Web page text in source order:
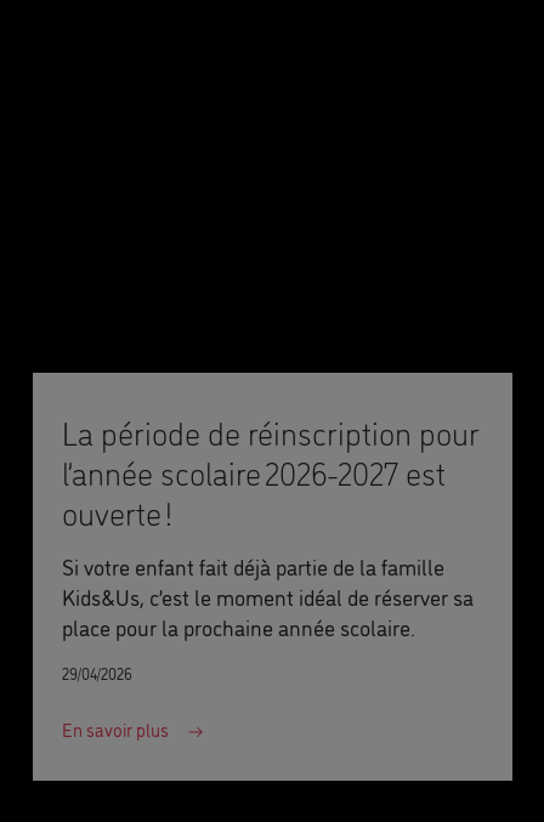
La période de réinscription pour
l’année scolaire 2026-2027 est
ouverte !
Si votre enfant fait déjà partie de la famille
Kids&Us, c’est le moment idéal de réserver sa
place pour la prochaine année scolaire.
29/04/2026
En savoir plus